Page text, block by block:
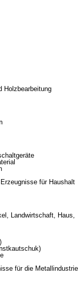
Holzbearbeitung
für Haushalt
Landwirtschaft, Haus,
für die Metallindustrie